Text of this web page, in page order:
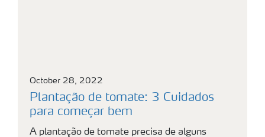
October 28, 2022
Plantação de tomate: 3 Cuidados
para começar bem
A plantação de tomate precisa de alguns